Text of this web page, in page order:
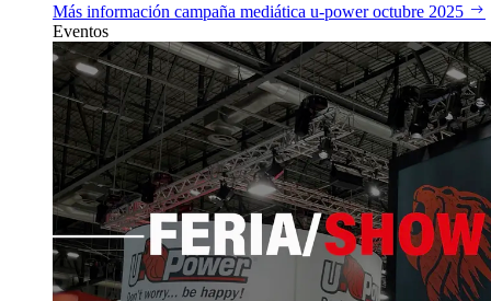
Más información campaña mediática u‑power octubre 2025
Eventos